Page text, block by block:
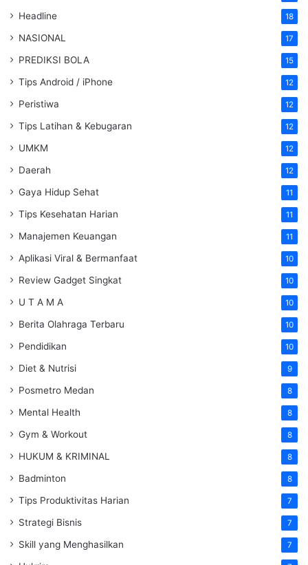
Headline 18
NASIONAL 17
PREDIKSI BOLA 15
Tips Android / iPhone 12
Peristiwa 12
Tips Latihan & Kebugaran 12
UMKM 12
Daerah 12
Gaya Hidup Sehat 11
Tips Kesehatan Harian 11
Manajemen Keuangan 11
Aplikasi Viral & Bermanfaat 10
Review Gadget Singkat 10
U T A M A 10
Berita Olahraga Terbaru 10
Pendidikan 10
Diet & Nutrisi 9
Posmetro Medan 8
Mental Health 8
Gym & Workout 8
HUKUM & KRIMINAL 8
Badminton 8
Tips Produktivitas Harian 7
Strategi Bisnis 7
Skill yang Menghasilkan 7